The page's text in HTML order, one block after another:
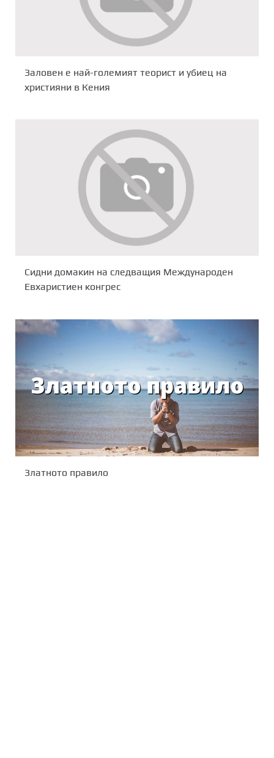
Заловен е най-големият теорист и убиец на
християни в Кения
Сидни домакин на следващия Международен
Евхаристиен конгрес
Златното правило